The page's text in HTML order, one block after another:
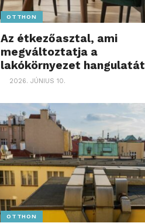
OTTHON
Az étkezőasztal, ami
megváltoztatja a
lakókörnyezet hangulatát
2026. JÚNIUS 10.
OTTHON